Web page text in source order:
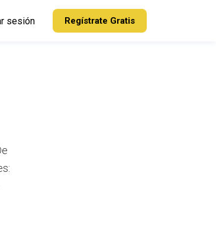
sesión Regístrate Gratis